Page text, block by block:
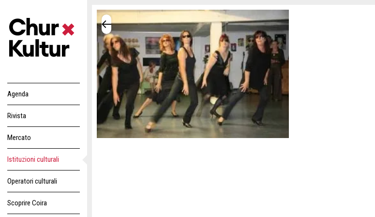
Agenda
Rivista
Mercato
Istituzioni culturali
Operatori culturali
Scoprire Coira